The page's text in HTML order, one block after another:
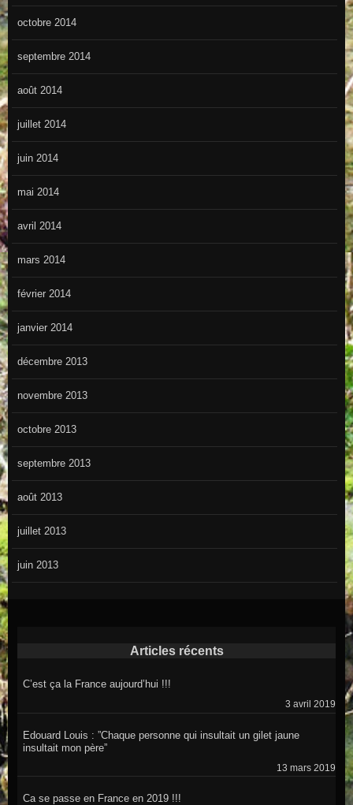
octobre 2014
septembre 2014
août 2014
juillet 2014
juin 2014
mai 2014
avril 2014
mars 2014
février 2014
janvier 2014
décembre 2013
novembre 2013
octobre 2013
septembre 2013
août 2013
juillet 2013
juin 2013
Articles récents
C’est ça la France aujourd’hui !!!
3 avril 2019
Edouard Louis : ”Chaque personne qui insultait un gilet jaune
insultait mon père”
13 mars 2019
Ca se passe en France en 2019 !!!